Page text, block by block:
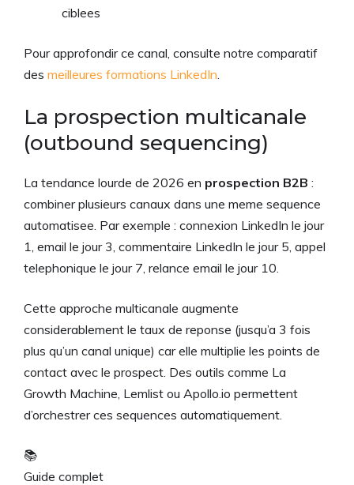
ciblees
Pour approfondir ce canal, consulte notre comparatif
des meilleures formations LinkedIn
La prospection multicanale
(outbound sequencing)
La tendance lourde de 2026 en prospection B2B :
combiner plusieurs canaux dans une meme sequence
automatisee. Par exemple : connexion LinkedIn le jour
1, email le jour 3, commentaire LinkedIn le jour 5, appel
telephonique le jour 7, relance email le jour 10.
Cette approche multicanale augmente
considerablement le taux de reponse (jusqu’a 3 fois
plus qu’un canal unique) car elle multiplie les points de
contact avec le prospect. Des outils comme La
Growth Machine, Lemlist ou Apollo.io permettent
d’orchestrer ces sequences automatiquement.
📚
Guide complet